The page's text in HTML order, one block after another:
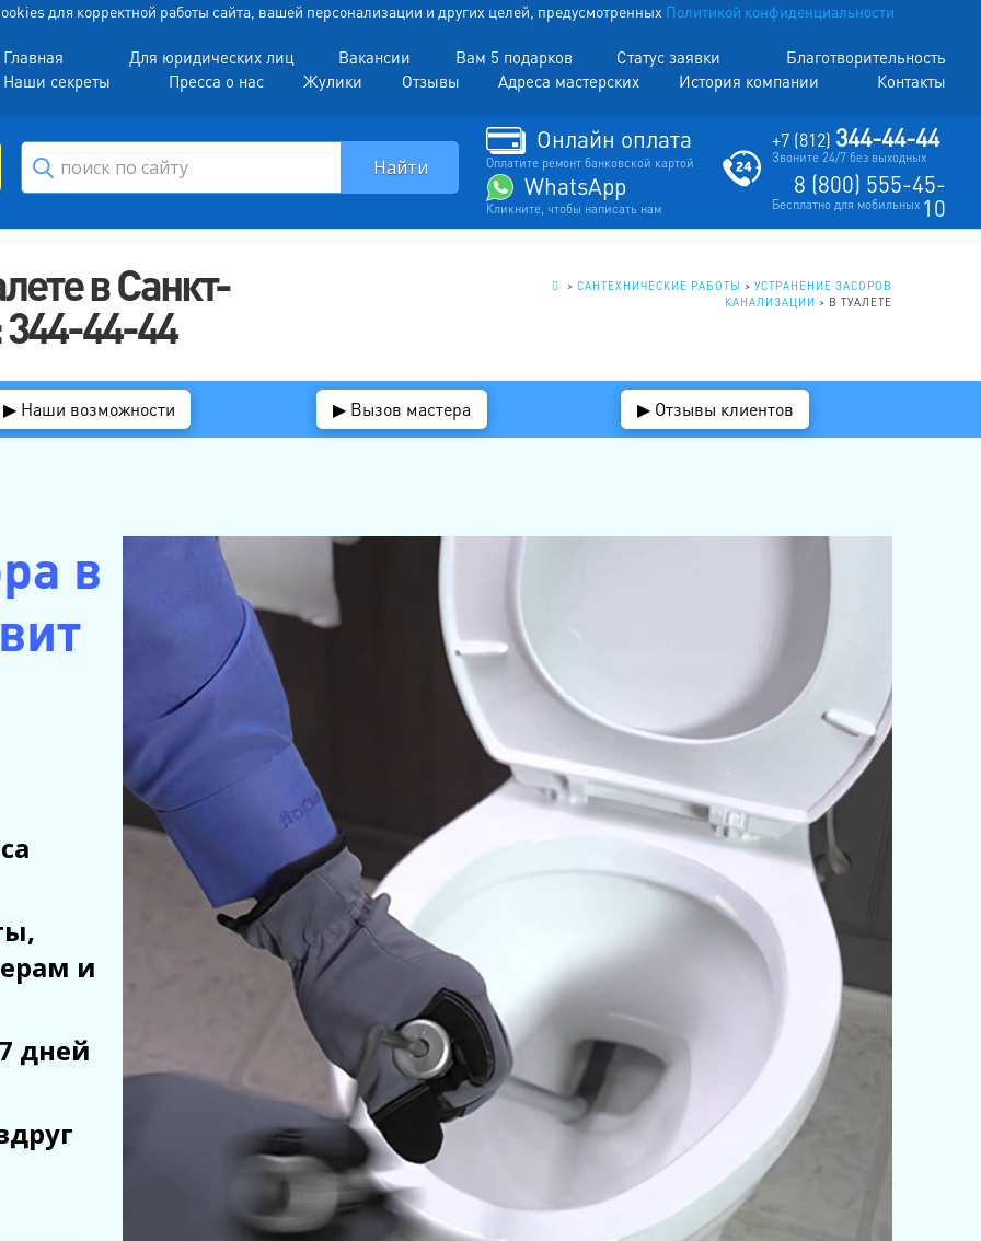
для корректной работы сайта, вашей персонализации и других целей, предусмотренных Политикой конфиденциальности
Главная Для юридических лиц Вакансии Вам 5 подарков Статус заявки
Благотворительность
Наши секреты
Пресса о нас Жулики Отзывы Адреса мастерских История компании Контакты
Онлайн оплата
Оплатите ремонт банковской картой
WhatsApp
Кликните, чтобы написать нам
+7 (812) 344-44-44
Звоните 24/7 без выходных
8 (800) 555-45-
10
Бесплатно для мобильных
в Санкт-
44-44
> САНТЕХНИЧЕСКИЕ РАБОТЫ > УСТРАНЕНИЕ ЗАСОРОВ
КАНАЛИЗАЦИИ > В ТУАЛЕТЕ
▶ Наши возможности ▶ Вызов мастера ▶ Отзывы клиентов
в
и
дней